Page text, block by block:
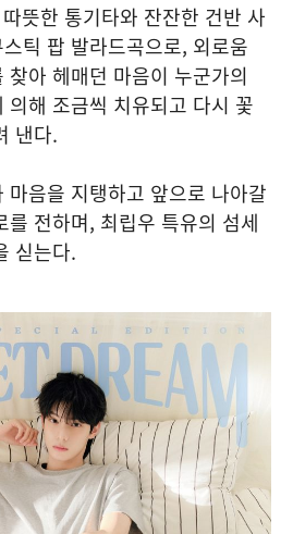
뜻한 통기타와 잔잔한 건반 사
틱 팝 발라드곡으로, 외로움
찾아 헤매던 마음이 누군가의
의해 조금씩 치유되고 다시 꽃
낸다.
마음을 지탱하고 앞으로 나아갈
를 전하며, 최립우 특유의 섬세
싣는다.